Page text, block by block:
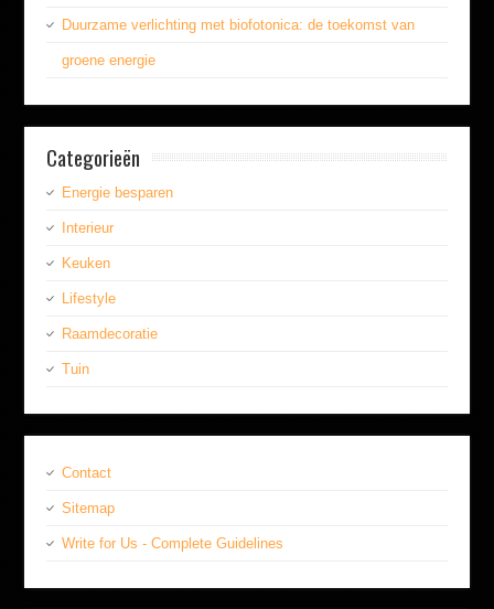
Duurzame verlichting met biofotonica: de toekomst van
groene energie
Categorieën
Energie besparen
Interieur
Keuken
Lifestyle
Raamdecoratie
Tuin
Contact
Sitemap
Write for Us - Complete Guidelines